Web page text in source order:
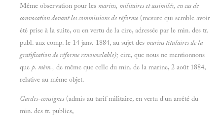
Même observation pour les marins, militaires et assimilés, en cas de
convocation devant les commissions de réforme (mesure qui semble avoir
été prise à la suite, ou en vertu de la cire, adressée par le min. des tr.
publ. aux comp. le 14 janv. 1884, au sujet des marins titulaires de la
gratification de réforme renouvelable); cire, que nous ne mentionnons
que p. mèm., de même que celle du min. de la marine, 2 août 1884,
relative au même objet.
Gardes-consignes (admis au tarif militaire, en vertu d'un arrêté du
min. des tr. publics,